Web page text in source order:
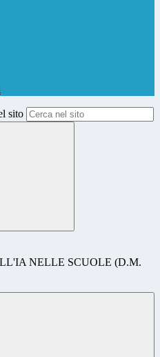
sito
NELLE SCUOLE (D.M.